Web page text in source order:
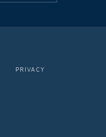
PRIVACY